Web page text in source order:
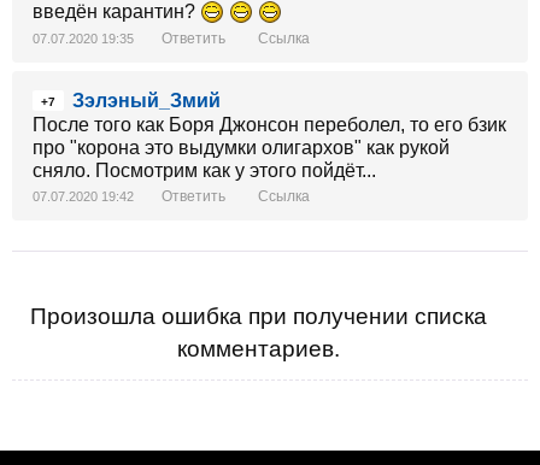
введён карантин?
07.07.2020 19:35 Ответить Ссылка
+7
Зэлэный_Змий
После того как Боря Джонсон переболел, то его бзик
про "корона это выдумки олигархов" как рукой
сняло. Посмотрим как у этого пойдёт...
07.07.2020 19:42 Ответить Ссылка
Произошла ошибка при получении списка
комментариев.